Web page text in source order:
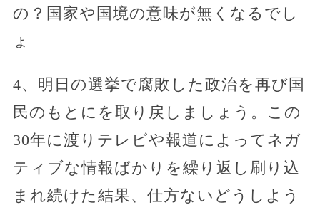
の？国家や国境の意味が無くなるでし
ょ
4、明日の選挙で腐敗した政治を再び国
民のもとにを取り戻しましょう。この
30年に渡りテレビや報道によってネガ
ティブな情報ばかりを繰り返し刷り込
まれ続けた結果、仕方ないどうしよう